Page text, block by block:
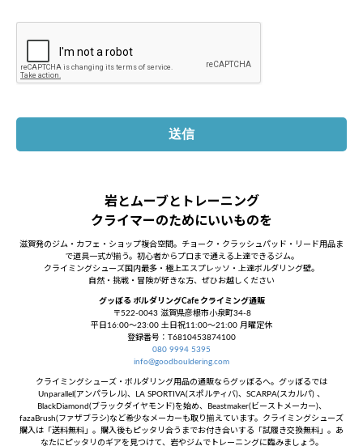
岩とムーブとトレーニング
クライマーのためにいいものを
滋賀発のジム・カフェ・ショップ複合空間。チョーク・クラッシュパッド・リード用品ま
で道具一式が揃う。初心者からプロまで通える上達できるジム。
クライミングシューズ国内最多・極上エスプレッソ・上達ボルダリング壁。
自然・挑戦・冒険が好きな方、ぜひお越しください
グッぼる ボルダリングCafe クライミング通販
〒522-0043 滋賀県彦根市小泉町34-8
平日16:00～23:00 土日祝11:00～21:00 月曜定休
登録番号：T6810453874100
080 9994 5395
info@goodbouldering.com
クライミングシューズ・ボルダリング用品の通販ならグッぼるへ。グッぼるでは
Unparallel(アンパラレル)、LA SPORTIVA(スポルティバ)、SCARPA(スカルパ) 、
BlackDiamond(ブラックダイヤモンド)を始め、Beastmaker(ビーストメーカー)、
fazaBrush(ファザブラシ)など希少なメーカーも取り揃えています。クライミングシューズ
購入は「送料無料」。購入後もピッタリ合うまでお付き合いする「試履き交換無料」。あ
なたにピッタリのギアを見つけて、岩やジムでトレーニングに臨みましょう。